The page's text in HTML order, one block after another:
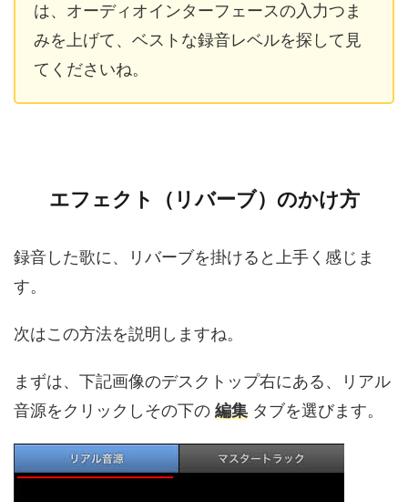
は、オーディオインターフェースの入力つま
みを上げて、ベストな録音レベルを探して見
てくださいね。
エフェクト（リバーブ）のかけ方
録音した歌に、リバーブを掛けると上手く感じま
す。
次はこの方法を説明しますね。
まずは、下記画像のデスクトップ右にある、リアル
音源をクリックしその下の 編集 タブを選びます。